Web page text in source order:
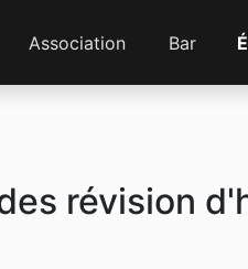
Association Bar
révision